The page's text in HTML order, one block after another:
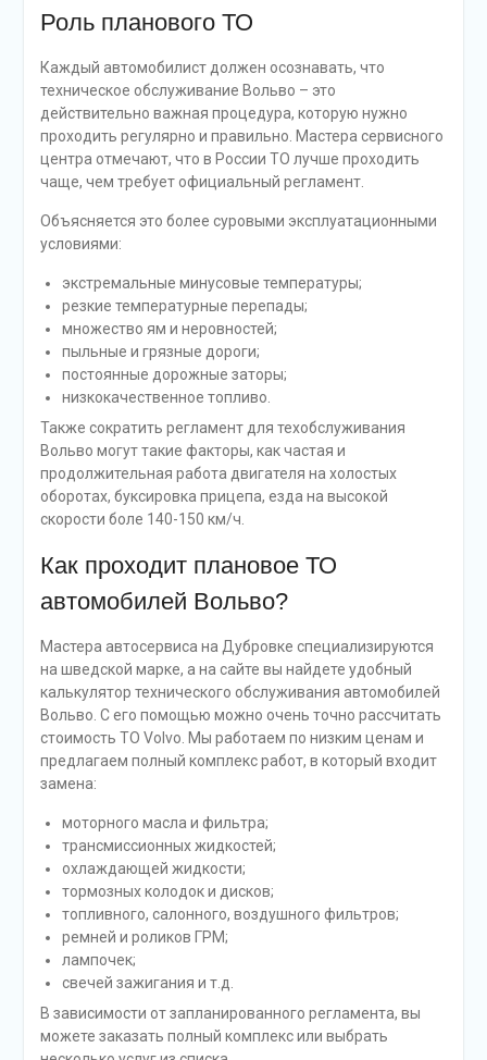
Роль планового ТО
Каждый автомобилист должен осознавать, что
техническое обслуживание Вольво – это
действительно важная процедура, которую нужно
проходить регулярно и правильно. Мастера сервисного
центра отмечают, что в России ТО лучше проходить
чаще, чем требует официальный регламент.
Объясняется это более суровыми эксплуатационными
условиями:
экстремальные минусовые температуры;
резкие температурные перепады;
множество ям и неровностей;
пыльные и грязные дороги;
постоянные дорожные заторы;
низкокачественное топливо.
Также сократить регламент для техобслуживания
Вольво могут такие факторы, как частая и
продолжительная работа двигателя на холостых
оборотах, буксировка прицепа, езда на высокой
скорости боле 140-150 км/ч.
Как проходит плановое ТО
автомобилей Вольво?
Мастера автосервиса на Дубровке специализируются
на шведской марке, а на сайте вы найдете удобный
калькулятор технического обслуживания автомобилей
Вольво. С его помощью можно очень точно рассчитать
стоимость ТО Volvo. Мы работаем по низким ценам и
предлагаем полный комплекс работ, в который входит
замена:
моторного масла и фильтра;
трансмиссионных жидкостей;
охлаждающей жидкости;
тормозных колодок и дисков;
топливного, салонного, воздушного фильтров;
ремней и роликов ГРМ;
лампочек;
свечей зажигания и т.д.
В зависимости от запланированного регламента, вы
можете заказать полный комплекс или выбрать